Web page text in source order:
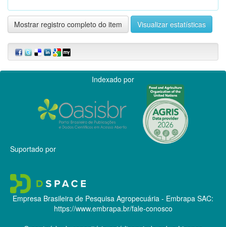
Mostrar registro completo do item Visualizar estatísticas
Indexado por
Suportado por
Empresa Brasileira de Pesquisa Agropecuária - Embrapa SAC:
https://www.embrapa.br/fale-conosco